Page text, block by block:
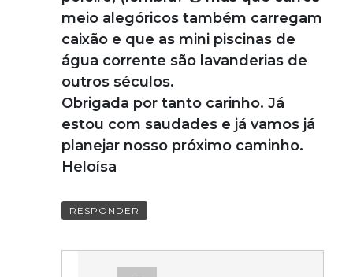
meio alegóricos também carregam
caixão e que as mini piscinas de
água corrente são lavanderias de
outros séculos.
Obrigada por tanto carinho. Já
estou com saudades e já vamos já
planejar nosso próximo caminho.
Heloísa
RESPONDER